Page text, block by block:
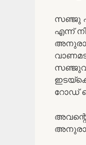
സഞ്ജു
എന്ന്
റോഡ്